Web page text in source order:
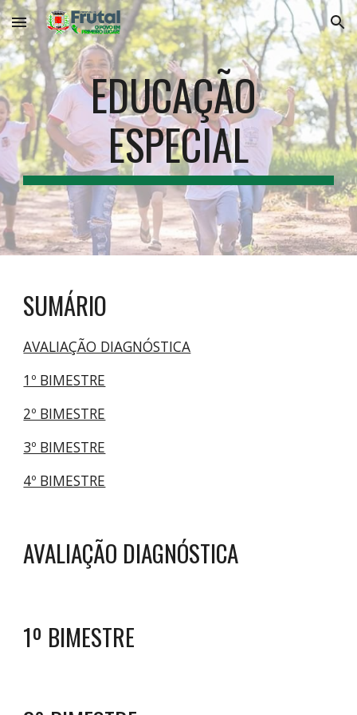
Skip to main content Skip to navigation
EDUCAÇÃO
ESPECIAL
SUMÁRIO
AVALIAÇÃO DIAGNÓSTICA
1º BIMESTRE
2º BIMESTRE
3º BIMESTRE
4º BIMESTRE
AVALIAÇÃO DIAGNÓSTICA
1º BIMESTRE